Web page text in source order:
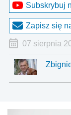
Subskrybuj
Zapisz się
07 sierpnia